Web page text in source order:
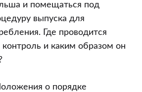
и помещаться под
выпуска для
Где проводится
и каким образом он
о порядке